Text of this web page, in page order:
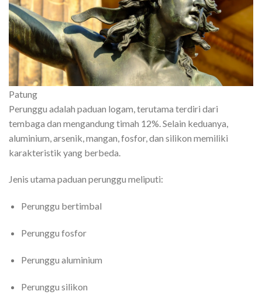
Patung
Perunggu adalah paduan logam, terutama terdiri dari
tembaga dan mengandung timah 12%. Selain keduanya,
aluminium, arsenik, mangan, fosfor, dan silikon memiliki
karakteristik yang berbeda.
Jenis utama paduan perunggu meliputi:
Perunggu bertimbal
Perunggu fosfor
Perunggu aluminium
Perunggu silikon